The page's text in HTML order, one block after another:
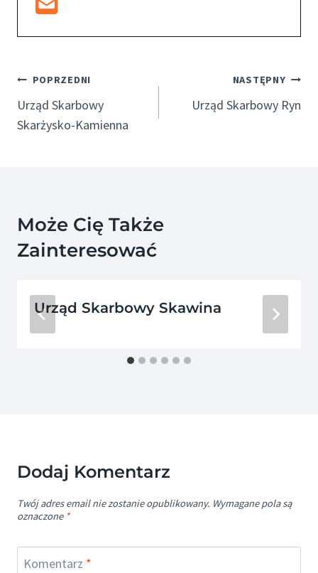
Nawigacja
Wpisu
POPRZEDNI
Urząd Skarbowy
Skarżysko-Kamienna
NASTĘPNY
Urząd Skarbowy Ryn
Może Cię Także
Zainteresować
Urząd Skarbowy Skawina
Dodaj Komentarz
Twój adres email nie zostanie opublikowany. Wymagane pola są
oznaczone *
Komentarz *